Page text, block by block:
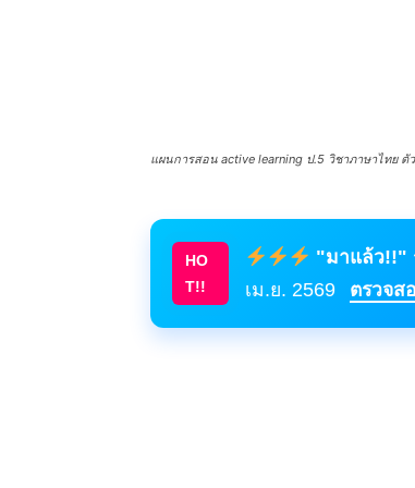
แผนการสอน active learning ป.5 วิชาภาษาไทย
HO
T!!
"มาแล้ว!!"
เม.ย. 2569
ตรวจส